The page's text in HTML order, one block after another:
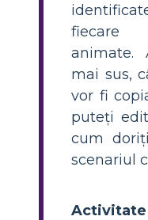
fiecare
animate.
mai sus,
vor fi
puteți
cum
scenariul
Activitate